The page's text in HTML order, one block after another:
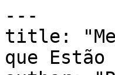
---
title:
que Estão